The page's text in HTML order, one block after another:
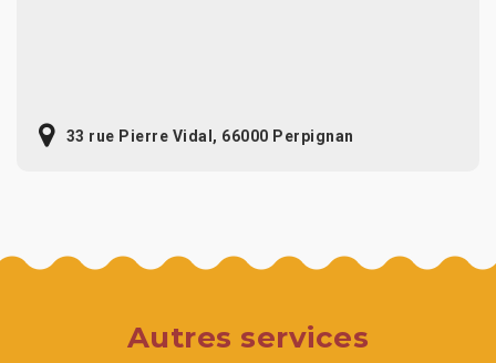
33 rue Pierre Vidal, 66000 Perpignan
Autres services